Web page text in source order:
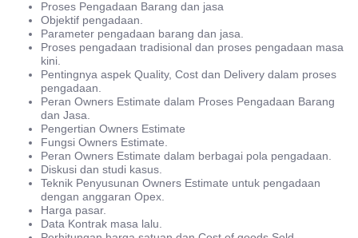
Proses Pengadaan Barang dan jasa
Objektif pengadaan.
Parameter pengadaan barang dan jasa.
Proses pengadaan tradisional dan proses pengadaan masa
kini.
Pentingnya aspek Quality, Cost dan Delivery dalam proses
pengadaan.
Peran Owners Estimate dalam Proses Pengadaan Barang
dan Jasa.
Pengertian Owners Estimate
Fungsi Owners Estimate.
Peran Owners Estimate dalam berbagai pola pengadaan.
Diskusi dan studi kasus.
Teknik Penyusunan Owners Estimate untuk pengadaan
dengan anggaran Opex.
Harga pasar.
Data Kontrak masa lalu.